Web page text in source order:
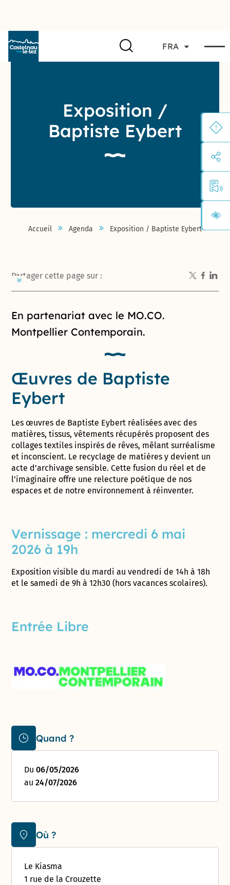
FRA
Exposition /
Baptiste Eybert
Accueil Agenda Exposition / Baptiste Eybert
Quand ?
Du06/05/2026
au24/07/2026
Où ?
Le Kiasma
1 rue de la Crouzette
Partager cette page sur :
Introduction de la page
En partenariat avec le MO.CO.
Montpellier Contemporain.
Œuvres de Baptiste
Eybert
Les œuvres de Baptiste Eybert réalisées avec des
matières, tissus, vêtements récupérés proposent des
collages textiles inspirés de rêves, mêlant surréalisme
et inconscient. Le recyclage de matières y devient un
acte d’archivage sensible. Cette fusion du réel et de
l’imaginaire offre une relecture poétique de nos
espaces et de notre environnement à réinventer.
Vernissage : mercredi 6 mai
2026 à 19h
Exposition visible du mardi au vendredi de 14h à 18h
et le samedi de 9h à 12h30 (hors vacances scolaires).
Entrée Libre